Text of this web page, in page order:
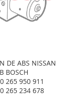
DE ABS NISSAN
BOSCH
265 950 911
265 234 678